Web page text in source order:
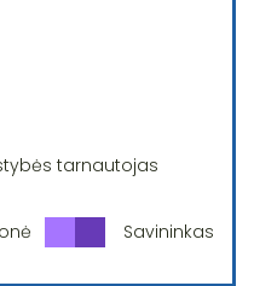
tarnautojas
Savininkas